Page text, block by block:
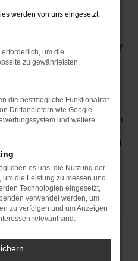
zu Top-
oder mieten möchten,
richtigen Stelle. Die ASM
Jahren Erfahrung und ist tief
Nicht nur das
für Berlin aus, zusätzlich
für Berlin glänzen mit einer
wie schnell es von
günstigen Angeboten
Gebrauchtwagen geht.
Meißner vorbei und
Škoda Kodiaq
beraten Sie gerne!
werden von uns eingesetzt:
um die
zu gewährleisten.
die bestmögliche Funktionalität
Drittanbietern wie Google
und weitere
es uns, die Nutzung der
die Leistung zu messen und
Technologien eingesetzt,
verwendet werden, um
zu verfolgen und um Anzeigen
relevant sind.